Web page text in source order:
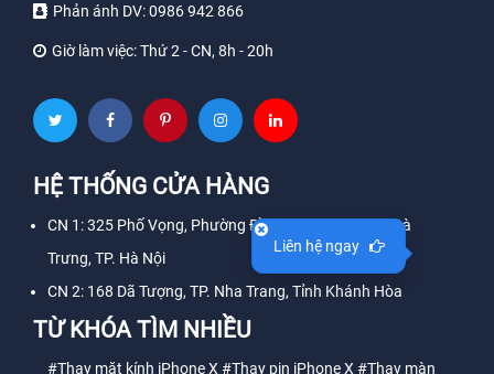
Phản ánh DV:0986 942 866
Giờ làm việc:Thứ 2 - CN, 8h - 20h
HỆ THỐNG CỬA HÀNG
CN 1: 325 Phố Vọng, Phường Đồng Tâm, Quận Hai Bà
Trưng, TP. Hà Nội
CN 2: 168 Dã Tượng, TP. Nha Trang, Tỉnh Khánh Hòa
TỪ KHÓA TÌM NHIỀU
#Thay mặt kính iPhone X #Thay pin iPhone X #Thay màn
Liên hệ ngay